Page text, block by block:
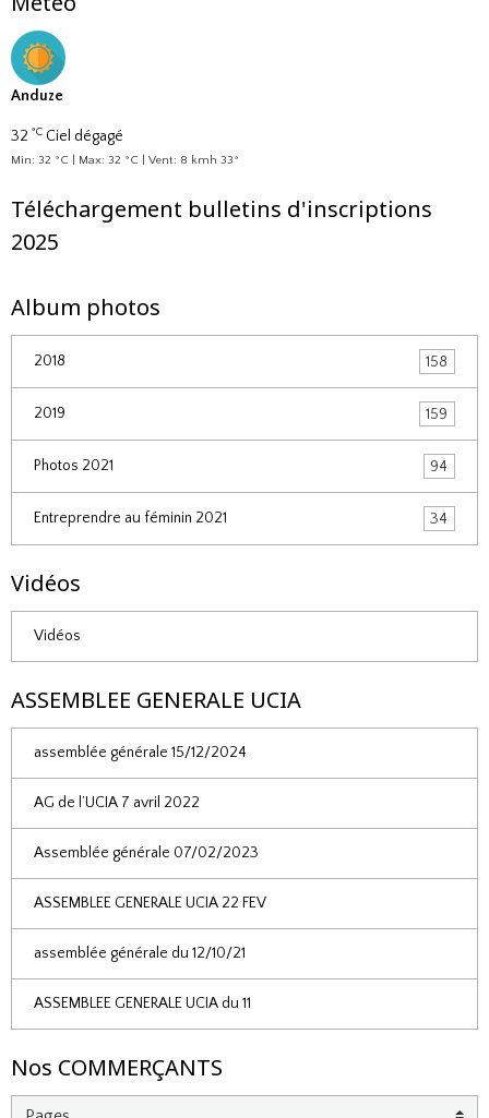
Anduze
32 °C Ciel dégagé
Min: 32 °C | Max: 32 °C | Vent: 8 kmh 33°
Téléchargement bulletins d'inscriptions
2025
Album photos
2018 158
2019 159
Photos 2021 94
Entreprendre au féminin 2021 34
Vidéos
Vidéos
ASSEMBLEE GENERALE UCIA
assemblée générale 15/12/2024
AG de l’UCIA 7 avril 2022
Assemblée générale 07/02/2023
ASSEMBLEE GENERALE UCIA 22 FEV
assemblée générale du 12/10/21
ASSEMBLEE GENERALE UCIA du 11
Nos COMMERÇANTS